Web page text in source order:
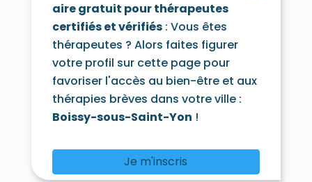
Courdimanche-sur-Essonne 91720
Courson-Monteloup 91680
Crosne 91560
Dannemois 91490
D'Huison-Longueville 91590
Dourdan 91410
Draveil 91210
Écharcon 91540
Épinay-sous-Sénart 91860
Épinay-sur-Orge 91360
Estouches 91660
Étampes 91150
Étiolles 91450
Fontaine-la-Rivière 91690
Fontenay-lès-Briis 91640
aire gratuit pour thérapeutes
certifiés et vérifiés: Vous êtes
thérapeutes ? Alors faites figurer
votre profil sur cette page pour
favoriser l'accès au bien-être et aux
thérapies brèves dans votre ville :
Boissy-sous-Saint-Yon !
Je m'inscris